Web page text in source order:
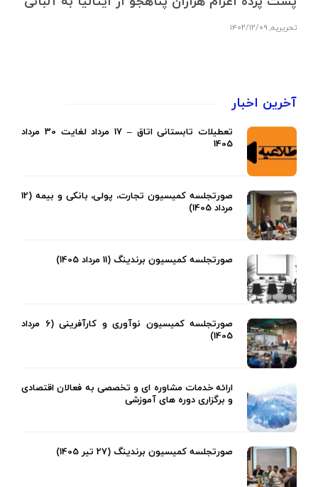
تحریریه,۱۴۰۲/۱۲/۰۹
آخرین اخبار
تعطیلات تابستانی اتاق – 17 مرداد لغایت 30 مرداد
1405
صورتجلسه کمیسیون تجارت، پولی، بانکی و بیمه (12
مرداد 1405)
صورتجلسه کمیسیون برندینگ (11 مرداد 1405)
صورتجلسه کمیسیون نوآوری و کارآفرینی (6 مرداد
1405)
ارائه خدمات مشاوره ای و تخصصی به فعالان اقتصادی
و برگزاری دوره های آموزشی
صورتجلسه کمیسیون برندینگ (27 تیر 1405)